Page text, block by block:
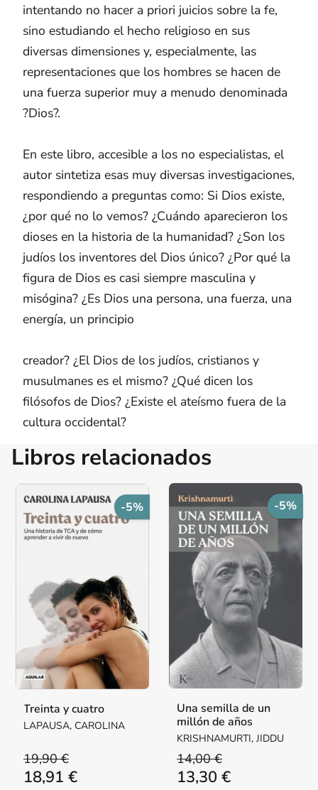
intentando no hacer a priori juicios sobre la fe,
sino estudiando el hecho religioso en sus
diversas dimensiones y, especialmente, las
representaciones que los hombres se hacen de
una fuerza superior muy a menudo denominada
?Dios?.
En este libro, accesible a los no especialistas, el
autor sintetiza esas muy diversas investigaciones,
respondiendo a preguntas como: Si Dios existe,
¿por qué no lo vemos? ¿Cuándo aparecieron los
dioses en la historia de la humanidad? ¿Son los
judíos los inventores del Dios único? ¿Por qué la
figura de Dios es casi siempre masculina y
misógina? ¿Es Dios una persona, una fuerza, una
energía, un principio
creador? ¿El Dios de los judíos, cristianos y
musulmanes es el mismo? ¿Qué dicen los
filósofos de Dios? ¿Existe el ateísmo fuera de la
cultura occidental?
Libros relacionados
-5%
Treinta y cuatro
LAPAUSA, CAROLINA
19,90 €
18,91 €
-5%
Una semilla de un
millón de años
KRISHNAMURTI, JIDDU
14,00 €
13,30 €